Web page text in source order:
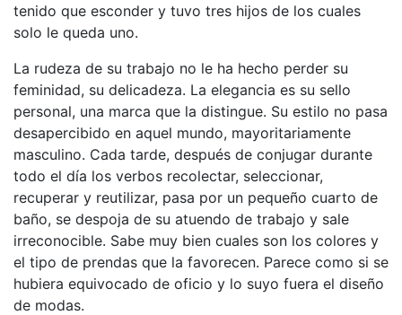
tenido que esconder y tuvo tres hijos de los cuales
solo le queda uno.
La rudeza de su trabajo no le ha hecho perder su
feminidad, su delicadeza. La elegancia es su sello
personal, una marca que la distingue. Su estilo no pasa
desapercibido en aquel mundo, mayoritariamente
masculino. Cada tarde, después de conjugar durante
todo el día los verbos recolectar, seleccionar,
recuperar y reutilizar, pasa por un pequeño cuarto de
baño, se despoja de su atuendo de trabajo y sale
irreconocible. Sabe muy bien cuales son los colores y
el tipo de prendas que la favorecen. Parece como si se
hubiera equivocado de oficio y lo suyo fuera el diseño
de modas.